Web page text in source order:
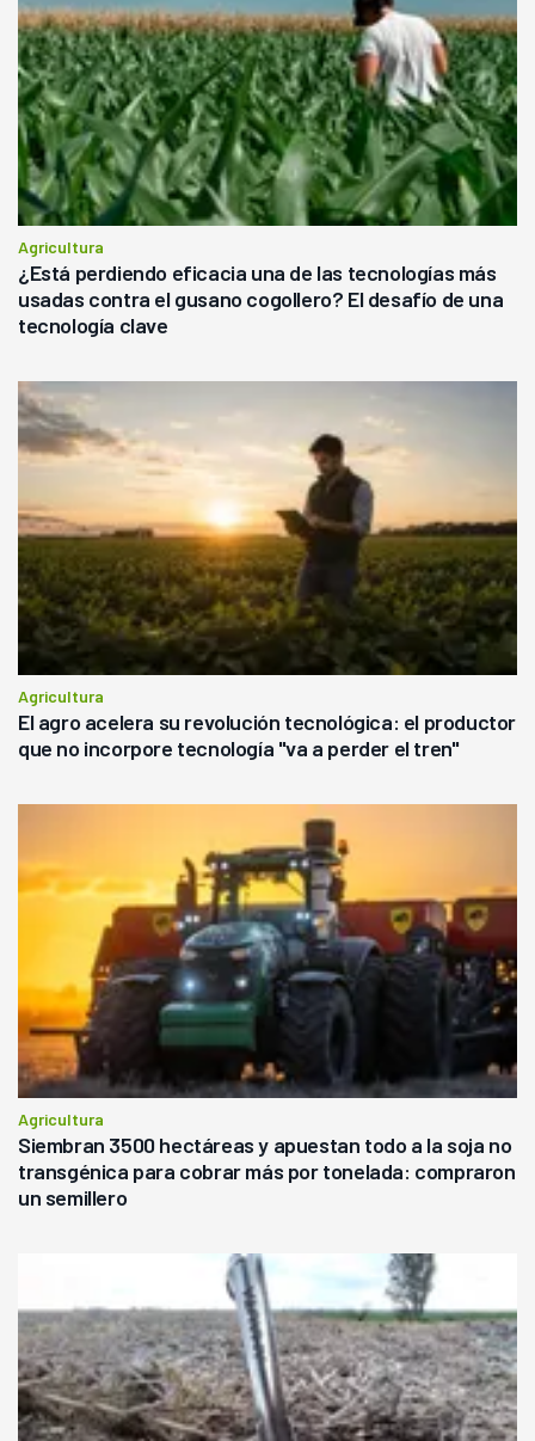
Agricultura
¿Está perdiendo eficacia una de las tecnologías más
usadas contra el gusano cogollero? El desafío de una
tecnología clave
Agricultura
El agro acelera su revolución tecnológica: el productor
que no incorpore tecnología "va a perder el tren"
Agricultura
Siembran 3500 hectáreas y apuestan todo a la soja no
transgénica para cobrar más por tonelada: compraron
un semillero